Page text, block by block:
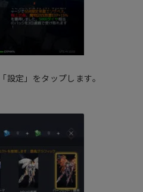
定」をタップします。